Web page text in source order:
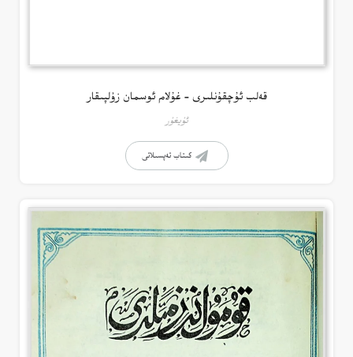
قەلب ئۇچقۇنلىرى – غۇلام ئوسمان زۇلپىقار
ئۇيغۇر
كىتاب تەپسىلاتى